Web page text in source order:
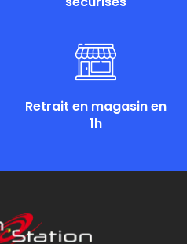
Retrait en magasin en
1h